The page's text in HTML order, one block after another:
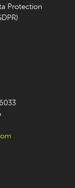
Protection